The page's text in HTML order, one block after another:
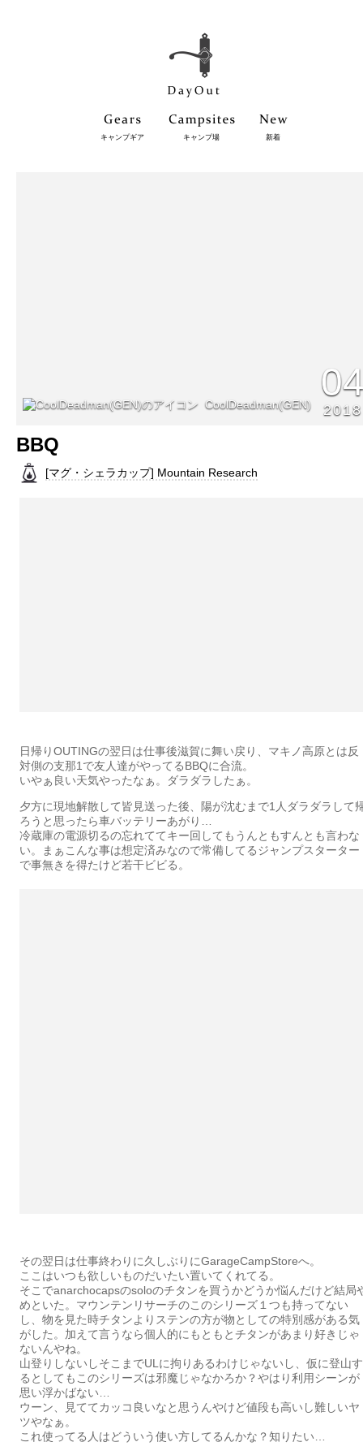
キャンプギア キャンプ場 新着
CoolDeadman(GEN) 2018
BBQ
[マグ・シェラカップ] Mountain Research
日帰りOUTINGの翌日は仕事後滋賀に舞い戻り、マキノ高原とは反
対側の支那1で友人達がやってるBBQに合流。
いやぁ良い天気やったなぁ。ダラダラしたぁ。
夕方に現地解散して皆見送った後、陽が沈むまで1人ダラダラして
ろうと思ったら車バッテリーあがり…
冷蔵庫の電源切るの忘れててキー回してもうんともすんとも言わな
い。まぁこんな事は想定済みなので常備してるジャンプスターター
で事無きを得たけど若干ビビる。
その翌日は仕事終わりに久しぶりにGarageCampStoreへ。
ここはいつも欲しいものだいたい置いてくれてる。
そこでanarchocapsのsoloのチタンを買うかどうか悩んだけど結局
めといた。マウンテンリサーチのこのシリーズ１つも持ってない
し、物を見た時チタンよりステンの方が物としての特別感がある気
がした。加えて言うなら個人的にもともとチタンがあまり好きじゃ
ないんやね。
山登りしないしそこまでULに拘りあるわけじゃないし、仮に登山す
るとしてもこのシリーズは邪魔じゃなかろか？やはり利用シーンが
思い浮かばない…
ウーン、見ててカッコ良いなと思うんやけど値段も高いし難しいヤ
ツやなぁ。
これ使ってる人はどういう使い方してるんかな？知りたい…